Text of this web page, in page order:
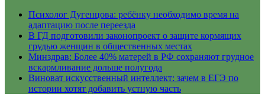
Психолог Дугенцова: ребёнку необходимо время на
адаптацию после переезда
В ГД подготовили законопроект о защите кормящих
грудью женщин в общественных местах
Минздрав: Более 40% матерей в РФ сохраняют грудное
вскармливание дольше полугода
Виноват искусственный интеллект: зачем в ЕГЭ по
истории хотят добавить устную часть